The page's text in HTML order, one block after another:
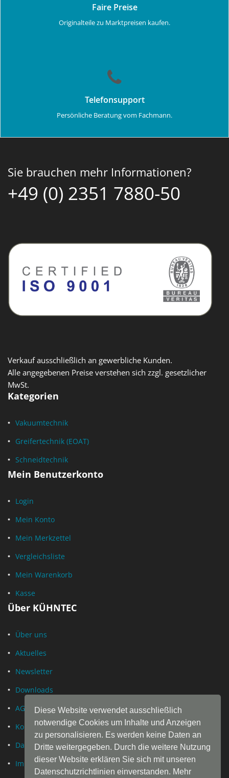
Diese Website verwendet ausschließlich
notwendige Cookies um Inhalte und Anzeigen
zu personalisieren. Es werden keine Daten an
Dritte weitergegeben. Durch die weitere Nutzung
dieser Website erklären Sie sich mit unseren
Datenschutzrichtlinien einverstanden. Mehr
Faire Preise
Originalteile zu Marktpreisen kaufen.
Telefonsupport
Persönliche Beratung vom Fachmann.
Sie brauchen mehr Informationen?
+49 (0) 2351 7880-50
Verkauf ausschließlich an gewerbliche Kunden.
Alle angegebenen Preise verstehen sich zzgl. gesetzlicher
MwSt.
Kategorien
Vakuumtechnik
Greifertechnik (EOAT)
Schneidtechnik
Mein Benutzerkonto
Login
Mein Konto
Mein Merkzettel
Vergleichsliste
Mein Warenkorb
Kasse
Über KÜHNTEC
Über uns
Aktuelles
Newsletter
Downloads
AGB
Kontakt
Datenschutz
Impressum